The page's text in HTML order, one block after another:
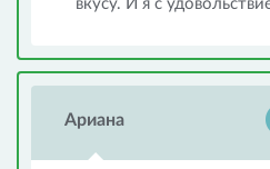
вкусу. И я с
Ариана